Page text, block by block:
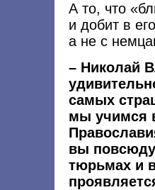
А то, что
и добит в
а не с
– Николай
самых
мы учимся
вы
тюрьмах и